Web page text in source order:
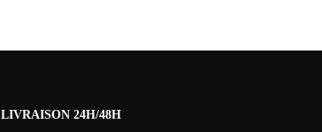
LIVRAISON 24H/48H